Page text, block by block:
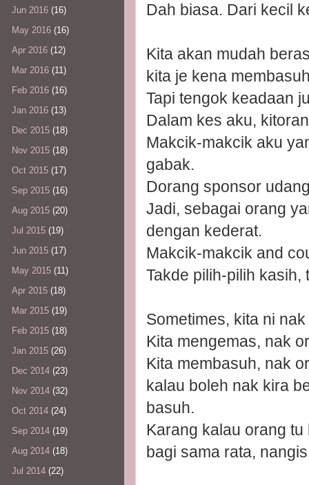
Dah biasa. Dari kecil
Kita akan mudah
kita je kena
Tapi tengok keadaan
Dalam kes aku,
Makcik-makcik aku
gabak.
Dorang sponsor
Jadi, sebagai orang
dengan kederat.
Makcik-makcik and
Takde pilih-pilih kasih,
Sometimes, kita ni
Kita mengemas, nak
Kita membasuh, nak
kalau boleh nak kira
basuh.
Karang kalau orang
bagi sama rata,
Jun 2016 (16)
May 2016 (16)
Apr 2016 (12)
Mar 2016 (11)
Feb 2016 (16)
Jan 2016 (13)
Dec 2015 (18)
Nov 2015 (18)
Oct 2015 (17)
Sep 2015 (16)
Aug 2015 (20)
Jul 2015 (19)
Jun 2015 (17)
May 2015 (11)
Apr 2015 (18)
Mar 2015 (19)
Feb 2015 (18)
Jan 2015 (26)
Dec 2014 (23)
Nov 2014 (32)
Oct 2014 (24)
Sep 2014 (19)
Aug 2014 (18)
Jul 2014 (22)